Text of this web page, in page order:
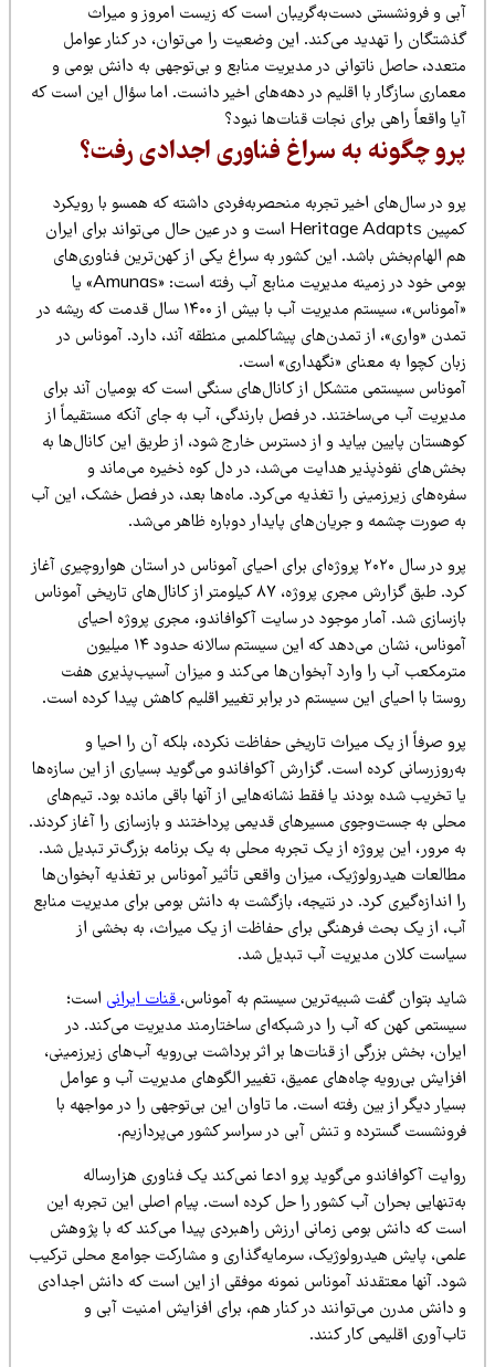
و فرونشستی دست‌به‌گریبان است که زیست امروز و میراث
را تهدید می‌کند. این وضعیت را می‌توان، در کنار عوامل
حاصل ناتوانی در مدیریت منابع و بی‌توجهی به دانش بومی و
سازگار با اقلیم در دهه‌های اخیر دانست. اما سؤال این است که
واقعاً راهی برای نجات قنات‌ها نبود؟
چگونه به سراغ فناوری اجدادی رفت؟
در سال‌های اخیر تجربه منحصر‌به‌فردی داشته که همسو با رویکرد
کمپین Heritage Adapts است و در عین حال می‌تواند برای ایران
الهام‌بخش باشد. این کشور به سراغ یکی از کهن‌ترین فناوری‌های
بومی خود در زمینه مدیریت منابع آب رفته است: «Amunas» یا
«آموناس»، سیستم مدیریت آب با بیش از ۱۴۰۰ سال قدمت که ریشه در
«واری»، از تمدن‌های پیشاکلمبی منطقه آند، دارد. آموناس در
کچوا به معنای «نگهداری» است.
سیستمی متشکل از کانال‌های سنگی است که بومیان آند برای
آب می‌ساختند. در فصل بارندگی، آب به جای آنکه مستقیماً از
پایین بیاید و از دسترس خارج شود، از طریق این کانال‌ها به
نفوذپذیر هدایت می‌شد، در دل کوه ذخیره می‌ماند و
زیرزمینی را تغذیه می‌کرد. ماه‌ها بعد، در فصل خشک، این آب
صورت چشمه و جریان‌های پایدار دوباره ظاهر می‌شد.
پرو در سال ۲۰۲۰ پروژه‌ای برای احیای آموناس در استان هواروچیری آغاز
کرد. طبق گزارش مجری پروژه، ۸۷ کیلومتر از کانال‌های تاریخی آموناس
شد. آمار موجود در سایت آکوافاندو، مجری پروژه احیای
آموناس، نشان می‌دهد که این سیستم سالانه حدود ۱۴ میلیون
آب را وارد آبخوان‌ها می‌کند و میزان آسیب‌پذیری هفت
با احیای این سیستم در برابر تغییر اقلیم کاهش پیدا کرده است.
صرفاً از یک میراث تاریخی حفاظت نکرده، بلکه آن را احیا و
کرده است. گزارش آکوافاندو می‌گوید بسیاری از این سازه‌ها
تخریب شده بودند یا فقط نشانه‌هایی از آنها باقی مانده بود. تیم‌های
به جست‌وجوی مسیرهای قدیمی پرداختند و بازسازی را آغاز کردند.
مرور، این پروژه از یک تجربه محلی به یک برنامه بزرگ‌تر تبدیل شد.
هیدرولوژیک، میزان واقعی تأثیر آموناس بر تغذیه آبخوان‌ها
اندازه‌گیری کرد. در نتیجه، بازگشت به دانش بومی برای مدیریت منابع
از یک بحث فرهنگی برای حفاظت از یک میراث، به بخشی از
کلان مدیریت آب تبدیل شد.
بتوان گفت شبیه‌ترین سیستم به آموناس،قنات ایرانیاست؛
کهن که آب را در شبکه‌ای ساختارمند مدیریت می‌کند. در
بخش بزرگی از قنات‌ها بر اثر برداشت بی‌رویه آب‌های زیرزمینی،
بی‌رویه چاه‌های عمیق، تغییر الگوهای مدیریت آب و عوامل
دیگر از بین رفته است. ما تاوان این بی‌توجهی را در مواجهه با
گسترده و تنش آبی در سراسر کشور می‌پردازیم.
آکوافاندو می‌گوید پرو ادعا نمی‌کند یک فناوری هزارساله
بحران آب کشور را حل کرده است. پیام اصلی این تجربه این
که دانش بومی زمانی ارزش راهبردی پیدا می‌کند که با پژوهش
پایش هیدرولوژیک، سرمایه‌گذاری و مشارکت جوامع محلی ترکیب
آنها معتقدند آموناس نمونه موفقی از این است که دانش اجدادی
دانش مدرن می‌توانند در کنار هم، برای افزایش امنیت آبی و
اقلیمی کار کنند.